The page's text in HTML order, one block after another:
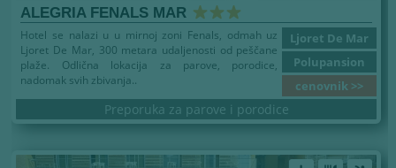
ALEGRIA FENALS MAR
Ljoret De Mar
Polupansion
cenovnik >>
Hotel se nalazi u u mirnoj zoni Fenals, odmah uz
Ljoret De Mar, 300 metara udaljenosti od peščane
plaže. Odlična lokacija za parove, porodice,
nadomak svih zbivanja..
Preporuka za parove i porodice